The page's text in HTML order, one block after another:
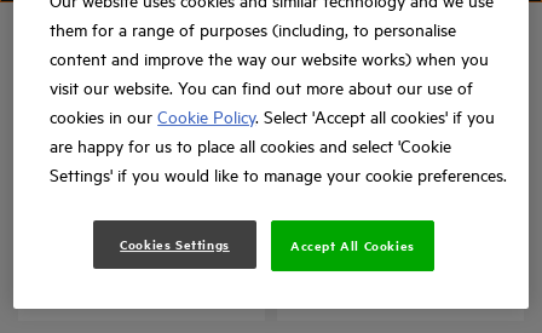
Max Combi de mare
de dimensiuni mari
them for a range of purposes (including, to personalise
content and improve the way our website works) when you
visit our website. You can find out more about our use of
cookies in ourCookie Policy. Select 'Accept all cookies' if you
are happy for us to place all cookies and select 'Cookie
Settings' if you would like to manage your cookie preferences.
Cookies Settings Accept All Cookies